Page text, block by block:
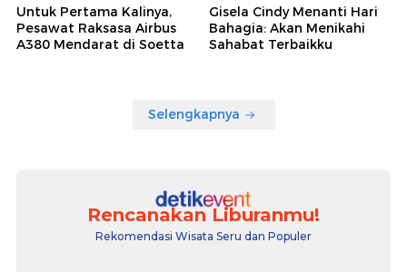
Untuk Pertama Kalinya,
Pesawat Raksasa Airbus
A380 Mendarat di Soetta
Gisela Cindy Menanti Hari
Bahagia: Akan Menikahi
Sahabat Terbaikku
Selengkapnya
Rencanakan Liburanmu!
Rekomendasi Wisata Seru dan Populer